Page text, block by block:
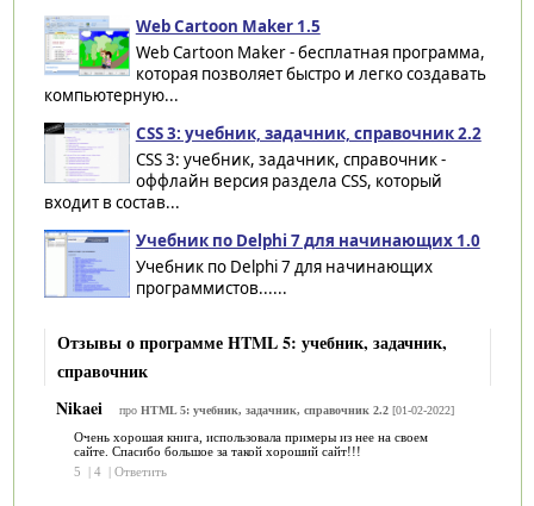
Web Cartoon Maker 1.5
Web Cartoon Maker - бесплатная программа,
которая позволяет быстро и легко создавать
компьютерную...
CSS 3: учебник, задачник, справочник 2.2
CSS 3: учебник, задачник, справочник -
оффлайн версия раздела CSS, который
входит в состав...
Учебник по Delphi 7 для начинающих 1.0
Учебник по Delphi 7 для начинающих
программистов......
Отзывы о программе HTML 5: учебник, задачник,
справочник
Nikaei
про HTML 5: учебник, задачник, справочник 2.2[01-02-2022]
Очень хорошая книга, использовала примеры из нее на своем
сайте. Спасибо большое за такой хороший сайт!!!
5
4 Ответить